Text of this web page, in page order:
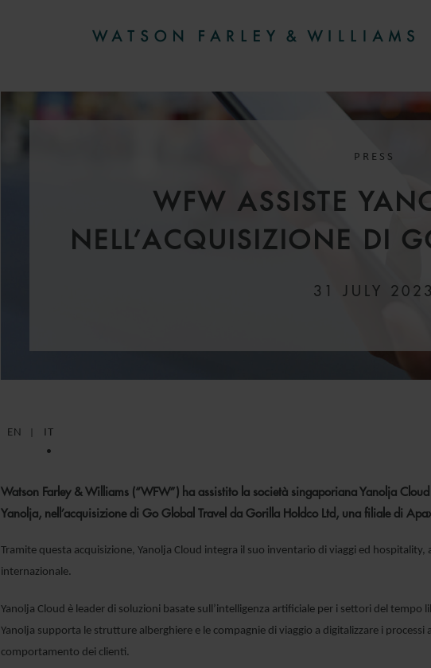
PRESS
WFW ASSISTE
NELL’ACQUISIZIONE DI
31 JULY 2023
EN IT
Watson Farley & Williams (“WFW”) ha assistito la società singaporiana Yanolja
Yanolja, nell’acquisizione di Go Global Travel da Gorilla Holdco Ltd, una filiale di
Tramite questa acquisizione, Yanolja Cloud integra il suo inventario di viaggi ed
internazionale.
Yanolja Cloud è leader di soluzioni basate sull’intelligenza artificiale per i settori del
Yanolja supporta le strutture alberghiere e le compagnie di viaggio a digitalizzare i processi
comportamento dei clienti.